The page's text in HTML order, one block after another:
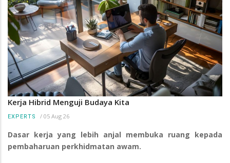
Kerja Hibrid Menguji Budaya Kita
EXPERTS / 05 Aug 26
Dasar kerja yang lebih anjal membuka ruang kepada
pembaharuan perkhidmatan awam.